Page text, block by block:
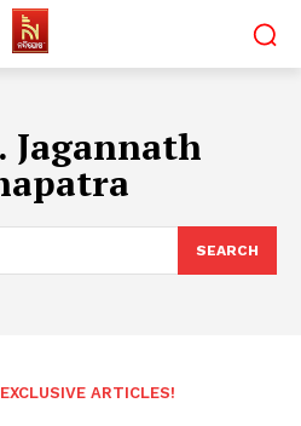
Jagannath
SEARCH
ARTICLES!